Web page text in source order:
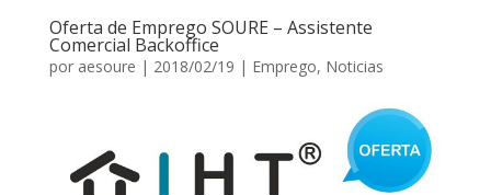
Oferta de Emprego SOURE – Assistente
Comercial Backoffice
por aesoure | 2018/02/19 | Emprego, Noticias